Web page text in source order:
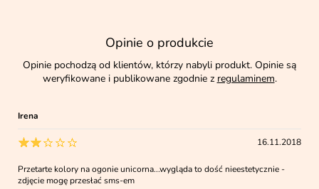
Opinie o produkcie
Opinie pochodzą od klientów, którzy nabyli produkt. Opinie są
weryfikowane i publikowane zgodnie z regulaminem.
Irena
16.11.2018
Przetarte kolory na ogonie unicorna...wygląda to dość nieestetycznie -
zdjęcie mogę przesłać sms-em